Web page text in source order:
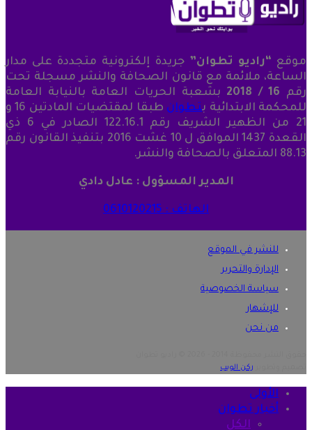
موقع “راديو تطوان” جريدة إلكترونية متجددة على مدار
الساعة، ملائمة مع قانون الصحافة والنشر مسجلة تحت
رقم 16 / 2018
بشعبة الحريات العامة بالنيابة العامة
للمحكمة الابتدائية بتطوان
طبقا لمقتضيات المادتين 16 و
21 من الظهير الشريف رقم 122.16.1 الصادر في 6 ذي
القعدة 1437 الموافق ل 10 غشت 2016 بتنفيذ القانون رقم
88.13 المتعلق بالصحافة والنشر.
المدير المسؤول : عادل دادي
الهاتف : 0610120215
للنشر في الموقع
الإدارة والتحرير
سياسة الخصوصية
للإشهار
من نحن
ركن الويب
الأولى
أخبار تطوان
الكل